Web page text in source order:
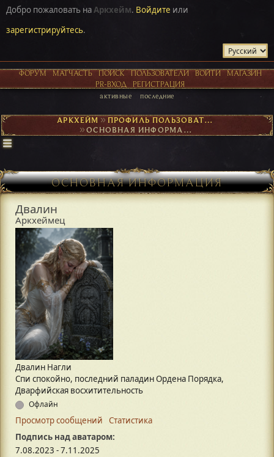
Добро пожаловать наАркхейм. Войдите или
зарегистрируйтесь.
ФОРУМ МАТЧАСТЬ ПОИСК ПОЛЬЗОВАТЕЛИ ВОЙТИ
МАГАЗИН
PR-ВХОД
РЕГИСТРАЦИЯ
активные последние
АРКХЕЙМ► ПРОФИЛЬ ПОЛЬЗОВАТЕЛЯ ДВАЛИН
► ОСНОВНАЯ ИНФОРМАЦИЯ
ОСНОВНАЯ ИНФОРМАЦИЯ
Двалин
Аркхеймец
Двалин Нагли
Спи спокойно, последний паладин Ордена Порядка,
Дварфийская восхитительность
Офлайн
Просмотр сообщений
Статистика
Подпись над аватаром:
7.08.2023 - 7.11.2025